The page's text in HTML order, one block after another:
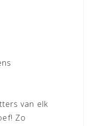
van elk
Zo